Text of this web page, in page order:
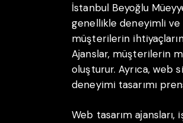
İstanbul Beyoğlu
genellikle deneyimli
müşterilerin
Ajanslar, müşterilerin
oluşturur. Ayrıca, web
deneyimi tasarımı
Web tasarım